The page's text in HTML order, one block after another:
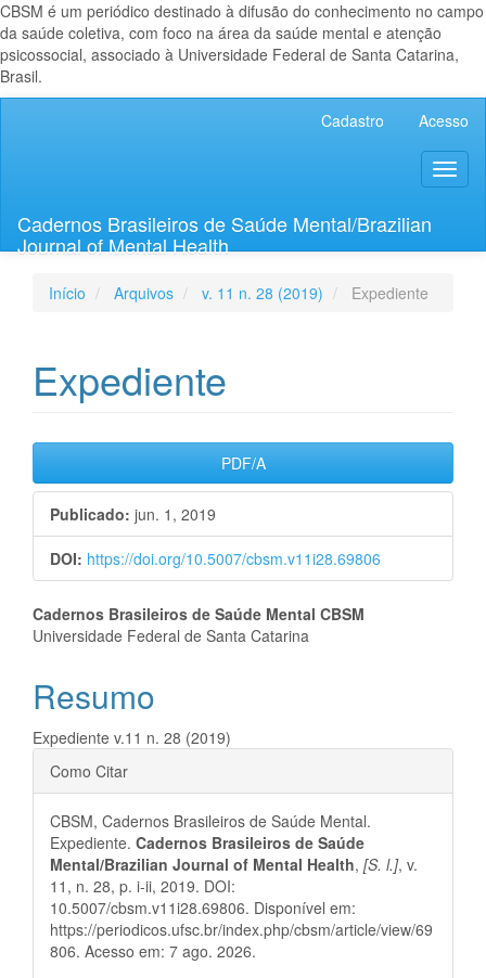
CBSM é um periódico destinado à difusão do conhecimento no campo
da saúde coletiva, com foco na área da saúde mental e atenção
psicossocial, associado à Universidade Federal de Santa Catarina,
Brasil.
Lateral
Cadastro Acesso
Cadernos Brasileiros de Saúde Mental/Brazilian
Journal of Mental Health
Início Arquivos v. 11 n. 28 (2019) Expediente
Expediente
Barra
lateral
de
artigos
PDF/A
Publicado: jun. 1, 2019
DOI: https://doi.org/10.5007/cbsm.v11i28.69806
Conteúdo
artigo
principal
Cadernos Brasileiros de Saúde Mental CBSM
Universidade Federal de Santa Catarina
Resumo
Expediente v.11 n. 28 (2019)
Detalhes
do
artigo
Como Citar
CBSM, Cadernos Brasileiros de Saúde Mental.
Expediente. Cadernos Brasileiros de Saúde
Mental/Brazilian Journal of Mental Health, [S. l.], v.
11, n. 28, p. i-ii, 2019. DOI:
10.5007/cbsm.v11i28.69806. Disponível em:
https://periodicos.ufsc.br/index.php/cbsm/article/view/69
806. Acesso em: 7 ago. 2026.